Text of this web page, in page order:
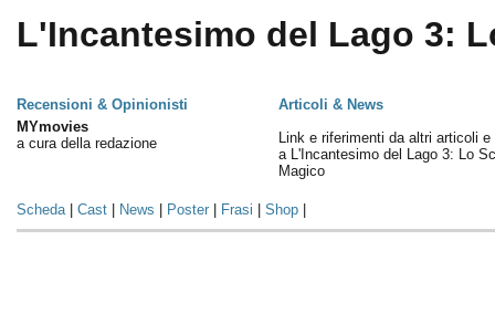
L'Incantesimo del Lago 3:
Recensioni & Opinionisti
Articoli & News
MYmovies
a cura della redazione
Link e riferimenti da altri articoli e
a L'Incantesimo del Lago 3: Lo
Magico
Scheda| Cast| News Poster| Frasi Shop|